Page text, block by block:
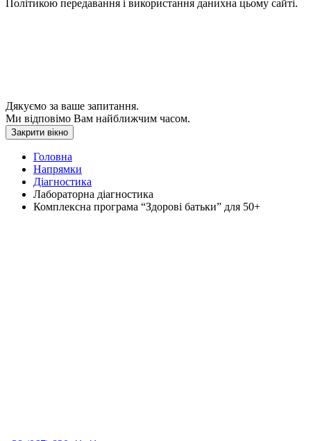
Політикою передавання і використання данихна цьому сайті.
Дякуємо за ваше запитання.
Ми відповімо Вам найближчим часом.
Закрити вікно
Головна
Напрямки
Діагностика
Лабораторна діагностика
Комплексна програма “Здорові батьки” для 50+